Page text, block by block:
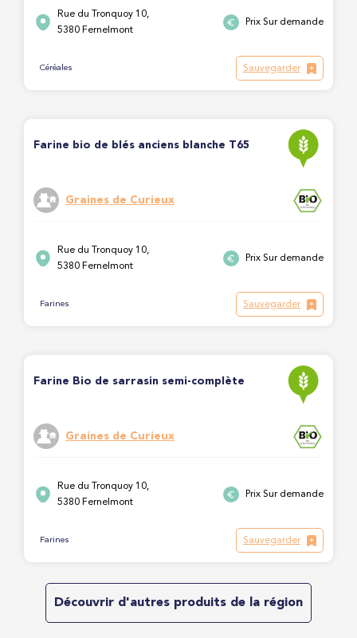
Rue du Tronquoy 10,
5380 Fernelmont
Prix Sur demande
Céréales Sauvegarder
Farine bio de blés anciens blanche T65
Graines de Curieux
Rue du Tronquoy 10,
5380 Fernelmont
Prix Sur demande
Farines Sauvegarder
Farine Bio de sarrasin semi-complète
Graines de Curieux
Rue du Tronquoy 10,
5380 Fernelmont
Prix Sur demande
Farines Sauvegarder
Découvrir d'autres produits de la région